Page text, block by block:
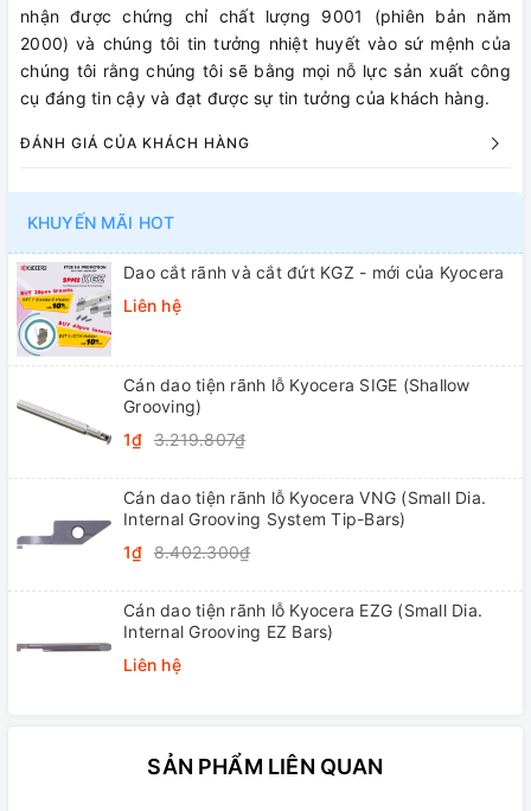
nhận được chứng chỉ chất lượng 9001 (phiên bản năm
2000) và chúng tôi tin tưởng nhiệt huyết vào sứ mệnh của
chúng tôi rằng chúng tôi sẽ bằng mọi nỗ lực sản xuất công
cụ đáng tin cậy và đạt được sự tin tưởng của khách hàng.
ĐÁNH GIÁ CỦA KHÁCH HÀNG
KHUYẾN MÃI HOT
Dao cắt rãnh và cắt đứt KGZ - mới của Kyocera
Liên hệ
Cán dao tiện rãnh lỗ Kyocera SIGE (Shallow
Grooving)
1₫ 3.219.807₫
Cán dao tiện rãnh lỗ Kyocera VNG (Small Dia.
Internal Grooving System Tip-Bars)
1₫ 8.402.300₫
Cán dao tiện rãnh lỗ Kyocera EZG (Small Dia.
Internal Grooving EZ Bars)
Liên hệ
SẢN PHẨM LIÊN QUAN